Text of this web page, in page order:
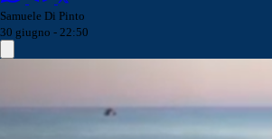
Samuele Di Pinto
30 giugno - 22:50